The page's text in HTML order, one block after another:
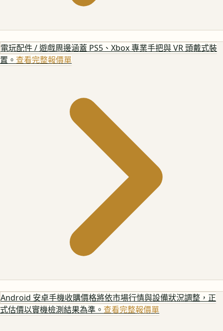
電玩配件 / 遊戲周邊涵蓋 PS5、Xbox 專業手把與 VR 頭戴式裝
置。 查看完整報價單
Android 安卓手機收購價格將依市場行情與設備狀況調整，正
式估價以實機檢測結果為準。 查看完整報價單